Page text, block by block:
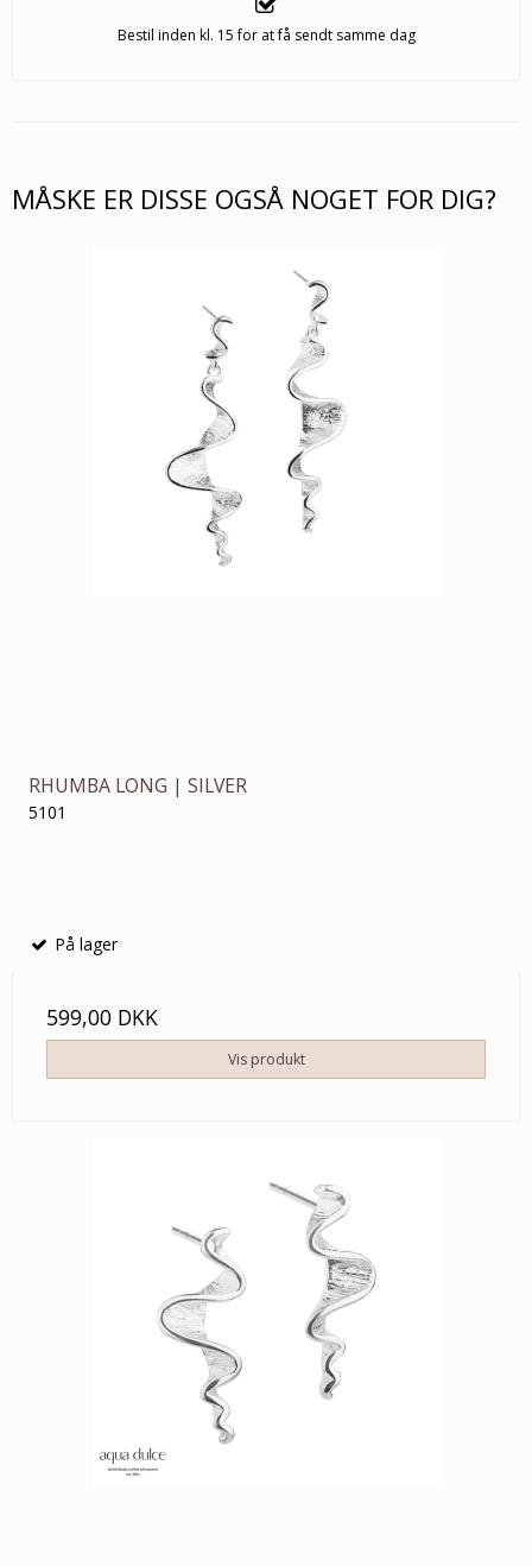
Bestil inden kl. 15 for at få sendt samme dag
MÅSKE ER DISSE OGSÅ NOGET FOR DIG?
RHUMBA LONG | SILVER
5101
På lager
599,00 DKK
Vis produkt